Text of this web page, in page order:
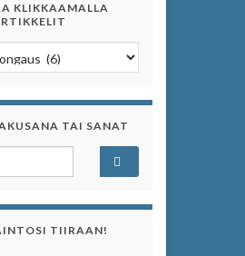
KLIKKAAMALLA
klikkaamalla näet sen artikkelit
TAI SANAT
TIIRAAN!